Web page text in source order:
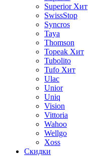
Superior Хит
SwissStop
Syncros
Taya
Thomson
Topeak Хит
Tubolito
Tufo Хит
Ulac
Unior
Uniq
Vision
Vittoria
Wahoo
Wellgo
Xoss
Скидки